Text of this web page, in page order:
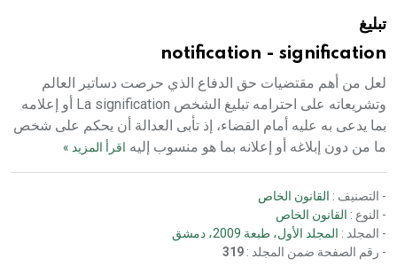
تبليغ
notification - signification
لعل من أهم مقتضيات حق الدفاع الذي حرصت دساتير العالم
وتشريعاته على احترامه تبليغ الشخص La signification أو إعلامه
بما يدعى به عليه أمام القضاء، إذ تأبى العدالة أن يحكم على شخص
ما من دون إبلاغه أو إعلانه بما هو منسوب إليه اقرأ المزيد »
- التصنيف : القانون الخاص
- النوع : القانون الخاص
- المجلد : المجلد الأول، طبعة 2009، دمشق
- رقم الصفحة ضمن المجلد : 319